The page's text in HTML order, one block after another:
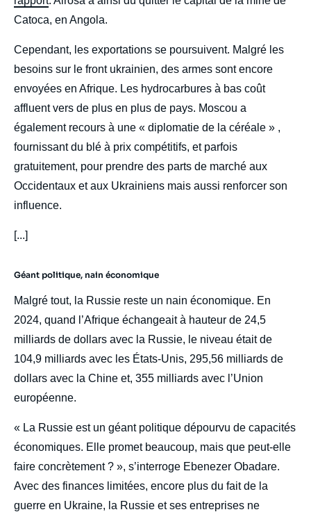
Catoca, en Angola.
Cependant, les exportations se poursuivent. Malgré les
besoins sur le front ukrainien, des armes sont encore
envoyées en Afrique. Les hydrocarbures à bas coût
affluent vers de plus en plus de pays. Moscou a
également recours à une « diplomatie de la céréale » ,
fournissant du blé à prix compétitifs, et parfois
gratuitement, pour prendre des parts de marché aux
Occidentaux et aux Ukrainiens mais aussi renforcer son
influence.
[...]
Géant politique, nain économique
Malgré tout, la Russie reste un nain économique. En
2024, quand l’Afrique échangeait à hauteur de 24,5
milliards de dollars avec la Russie, le niveau était de
104,9 milliards avec les États-Unis, 295,56 milliards de
dollars avec la Chine et, 355 milliards avec l’Union
européenne.
« La Russie est un géant politique dépourvu de capacités
économiques. Elle promet beaucoup, mais que peut-elle
faire concrètement ? », s’interroge Ebenezer Obadare.
Avec des finances limitées, encore plus du fait de la
guerre en Ukraine, la Russie et ses entreprises ne